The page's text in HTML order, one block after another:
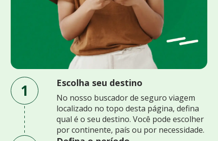
1 Escolha seu destino
No nosso buscador de seguro viagem
localizado no topo desta página, defina
qual é o seu destino. Você pode escolher
por continente, país ou por necessidade.